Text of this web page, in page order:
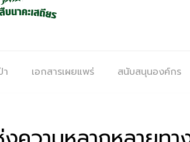
เอกสารเผยแพร่ สนับสนุนองค์กร